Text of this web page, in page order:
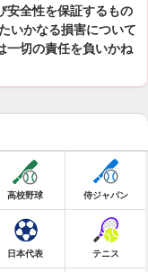
安全性を保証するもの
いかなる損害について
一切の責任を負いかね
高校野球 侍ジャパン
日本代表 テニス